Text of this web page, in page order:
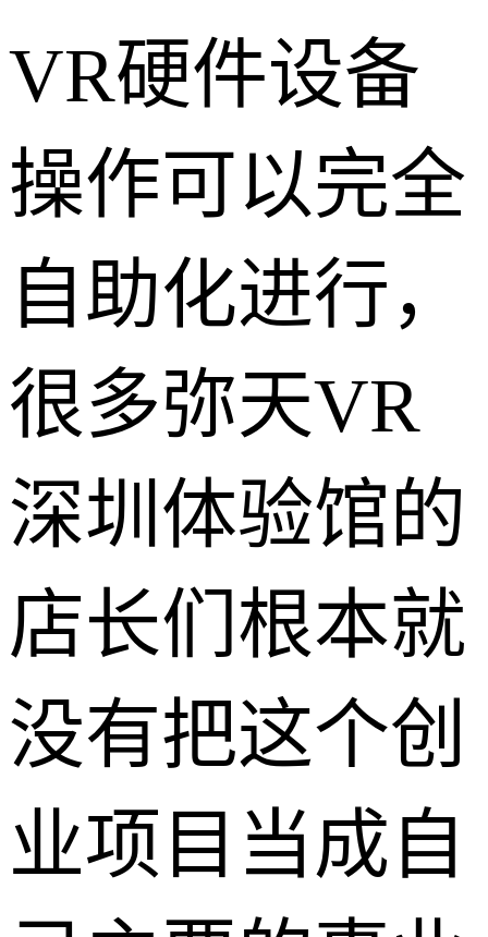
VR硬件设备
操作可以完全
自助化进行，
很多弥天VR
深圳体验馆的
店长们根本就
没有把这个创
业项目当成自